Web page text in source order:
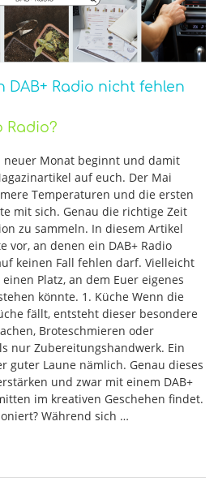
DAB+ Radio nicht fehlen
Radio?
neuer Monat beginnt und damit
auf euch. Der Mai
Temperaturen und die ersten
mit sich. Genau die richtige Zeit
zu sammeln. In diesem Artikel
vor, an denen ein DAB+ Radio
keinen Fall fehlen darf. Vielleicht
Platz, an dem Euer eigenes
könnte. 1. Küche Wenn die
fällt, entsteht dieser besondere
Broteschmieren oder
nur Zubereitungshandwerk. Ein
guter Laune nämlich. Genau dieses
und zwar mit einem DAB+
im kreativen Geschehen findet.
Während sich …